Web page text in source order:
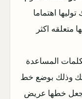
اهتماما
متعلقه اكثر
المساعدة
وذلك بوضع خط
تجعل خطها عريض